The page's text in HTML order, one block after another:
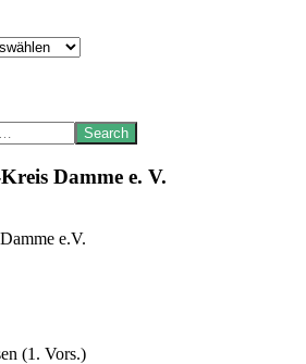
Damme e. V.
e.V.
(1. Vors.)